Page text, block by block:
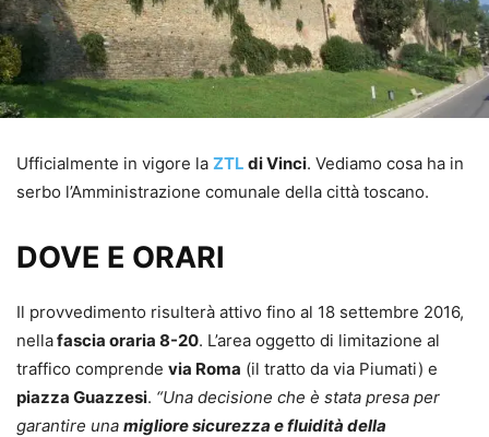
Ufficialmente in vigore la ZTL di Vinci. Vediamo cosa ha in
serbo l’Amministrazione comunale della città toscano.
DOVE E ORARI
Il provvedimento risulterà attivo fino al 18 settembre 2016,
nellafascia oraria 8-20. L’area oggetto di limitazione al
traffico comprende via Roma (il tratto da via Piumati) e
piazza Guazzesi. “Una decisione che è stata presa per
garantire una migliore sicurezza e fluidità della